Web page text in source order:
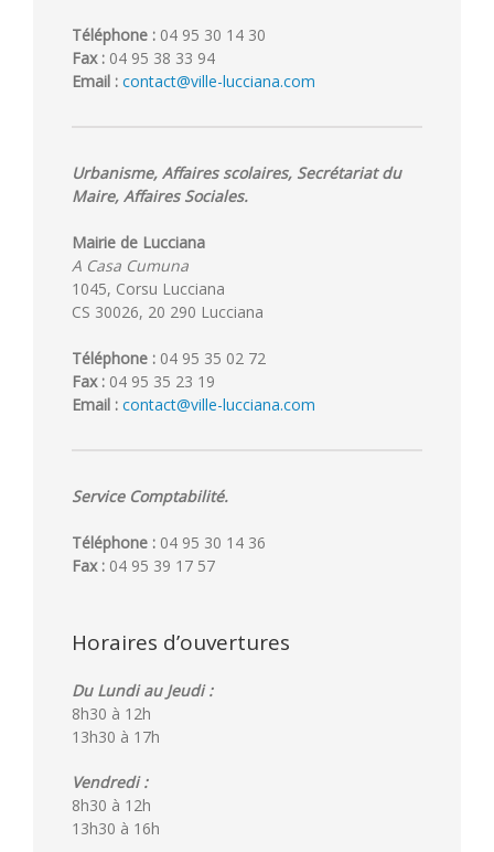
Téléphone : 04 95 30 14 30
Fax : 04 95 38 33 94
Email : contact@ville-lucciana.com
Urbanisme, Affaires scolaires, Secrétariat du
Maire, Affaires Sociales.
Mairie de Lucciana
A Casa Cumuna
1045, Corsu Lucciana
CS 30026, 20 290 Lucciana
Téléphone : 04 95 35 02 72
Fax : 04 95 35 23 19
Email : contact@ville-lucciana.com
Service Comptabilité.
Téléphone : 04 95 30 14 36
Fax : 04 95 39 17 57
Horaires d’ouvertures
Du Lundi au Jeudi :
8h30 à 12h
13h30 à 17h
Vendredi :
8h30 à 12h
13h30 à 16h